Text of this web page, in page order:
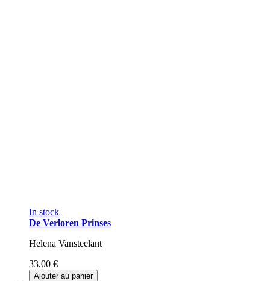
In stock
De Verloren Prinses
Helena Vansteelant
33,00 €
Ajouter au panier